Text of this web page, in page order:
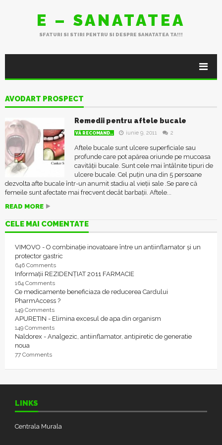
E – SANATATEA
SFATURI SI STIRI PENTRU SI DESPRE SANATATEA TA!!!
AVODART PROSPECT
Remedii pentru aftele bucale
VĂ RECOMAND.. iunie 9, 2011 2
Aftele bucale sunt ulcere superficiale sau
profunde care pot apărea oriunde pe mucoasa
cavității bucale. Sunt cele mai întâlnite tipuri de
ulcere bucale. Cel puțin una din 5 persoane
dezvolta afte bucale într-un anumit stadiu al vieții sale .Se pare că
femeile sunt afectate mai frecvent decât barbații. Aftele...
READ MORE
CELE MAI COMENTATE
VIMOVO - O combinație inovatoare între un antiinflamator și un
protector gastric
646 Comments
Informații REZIDENȚIAT 2011 FARMACIE
164 Comments
Ce medicamente beneficiaza de reducerea Cardului
PharmAccess ?
149 Comments
APURETIN - Elimina excesul de apa din organism
149 Comments
Naldorex - Analgezic, antiinflamator, antipiretic de generatie
noua
77 Comments
LINKS
Centrala Murala